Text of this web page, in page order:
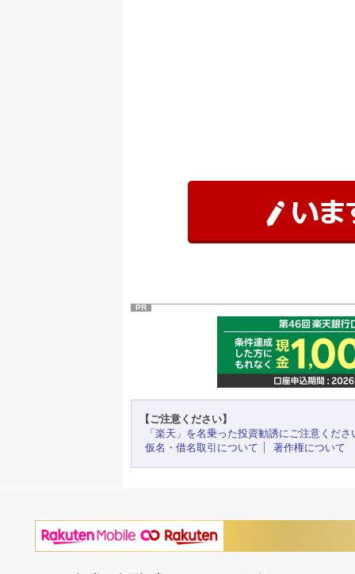
PR
【ご注意ください】
「楽天」を名乗った投資勧誘にご注意くださ
仮名・借名取引について
著作権について